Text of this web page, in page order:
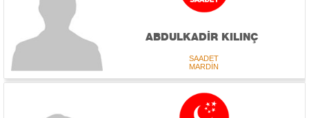
ABDULKADİR KILINÇ
SAADET
MARDİN